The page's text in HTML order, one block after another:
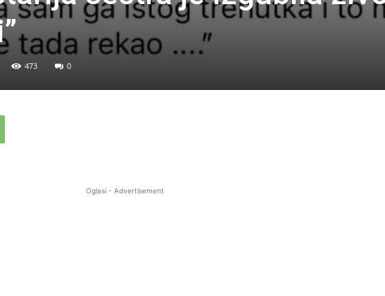
473 0
Oglasi - Advertisement